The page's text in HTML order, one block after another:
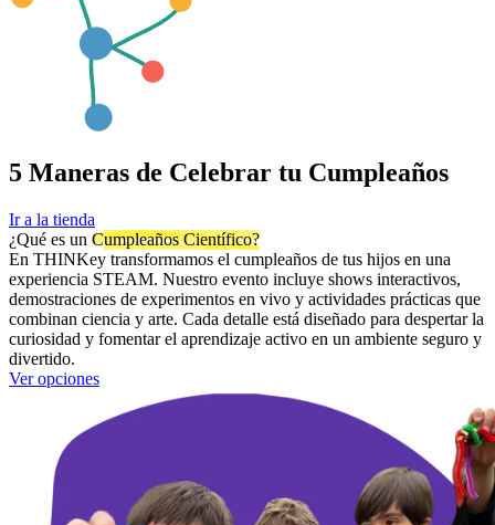
5 Maneras de Celebrar tu Cumpleaños
Ir a la tienda
¿Qué es un Cumpleaños Científico?
En THINKey transformamos el cumpleaños de tus hijos en una
experiencia STEAM. Nuestro evento incluye shows interactivos,
demostraciones de experimentos en vivo y actividades prácticas que
combinan ciencia y arte. Cada detalle está diseñado para despertar la
curiosidad y fomentar el aprendizaje activo en un ambiente seguro y
divertido.
Ver opciones